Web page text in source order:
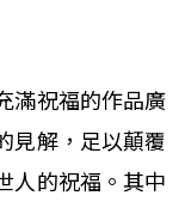
滿祝福的作品廣
見解，足以顛覆
人的祝福。其中